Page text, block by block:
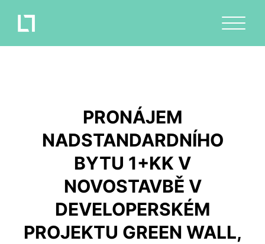
PRONÁJEM
NADSTANDARDNÍHO
BYTU 1+KK V
NOVOSTAVBĚ V
DEVELOPERSKÉM
PROJEKTU GREEN WALL,